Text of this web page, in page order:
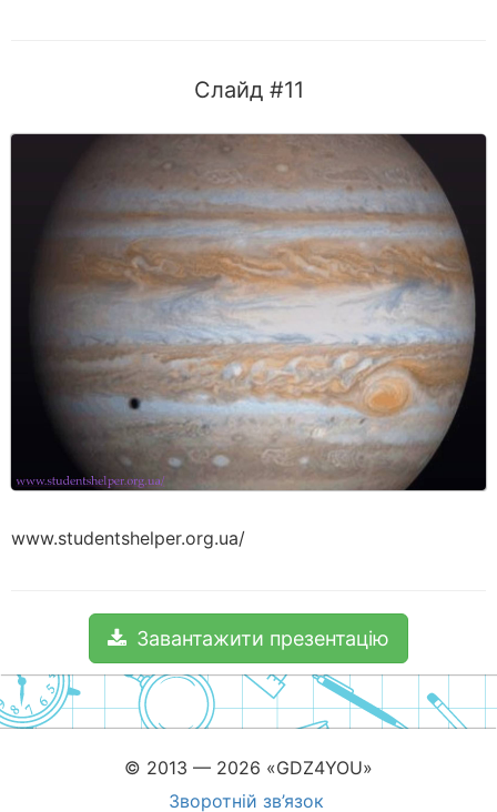
Слайд #11
www.studentshelper.org.ua/
Завантажити презентацію
© 2013 — 2026 «GDZ4YOU»
Зворотній зв’язок